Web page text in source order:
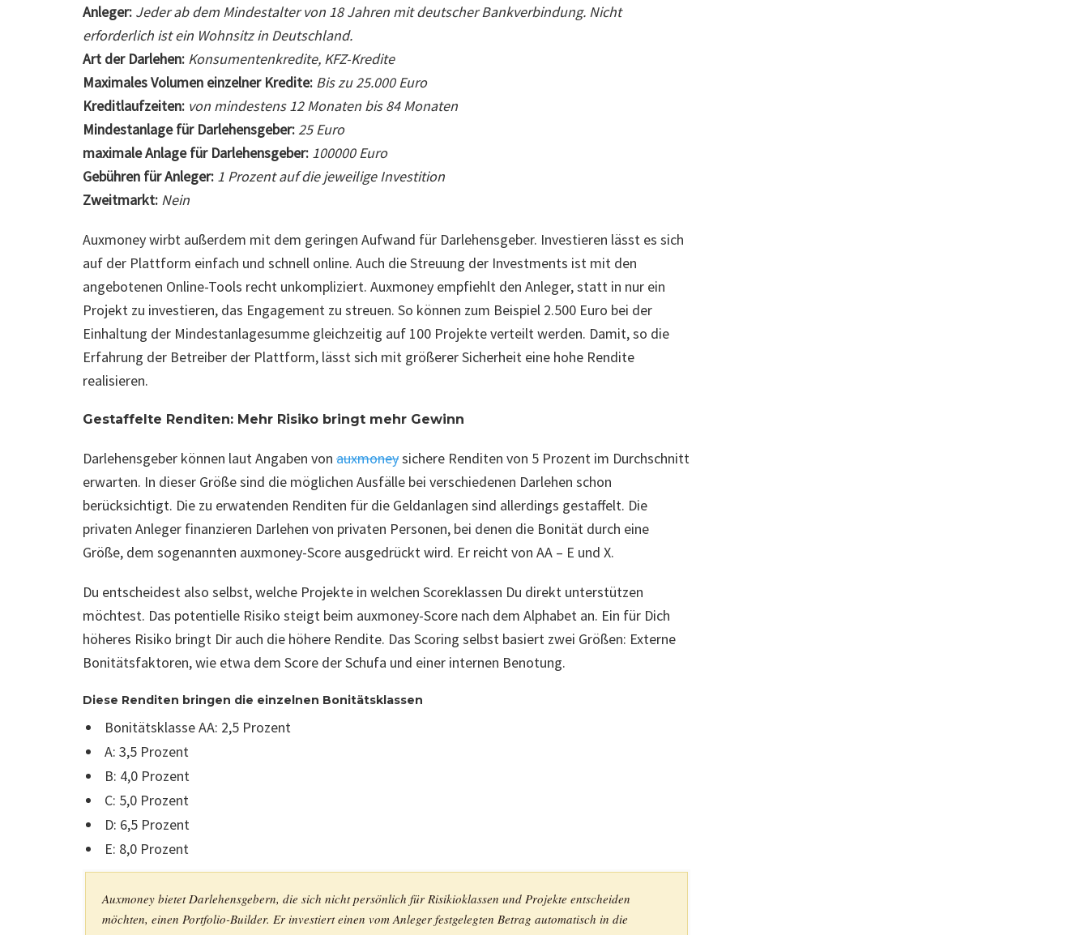
Anleger: Jeder ab dem Mindestalter von 18 Jahren mit deutscher Bankverbindung. Nicht
erforderlich ist ein Wohnsitz in Deutschland.
Art der Darlehen: Konsumentenkredite, KFZ-Kredite
Maximales Volumen einzelner Kredite: Bis zu 25.000 Euro
Kreditlaufzeiten: von mindestens 12 Monaten bis 84 Monaten
Mindestanlage für Darlehensgeber:25 Euro
maximale Anlage für Darlehensgeber: 100000 Euro
Gebühren für Anleger: 1 Prozent auf die jeweilige Investition
Zweitmarkt: Nein
Auxmoney wirbt außerdem mit dem geringen Aufwand für Darlehensgeber. Investieren lässt es sich
auf der Plattform einfach und schnell online. Auch die Streuung der Investments ist mit den
angebotenen Online-Tools recht unkompliziert. Auxmoney empfiehlt den Anleger, statt in nur ein
Projekt zu investieren, das Engagement zu streuen. So können zum Beispiel 2.500 Euro bei der
Einhaltung der Mindestanlagesumme gleichzeitig auf 100 Projekte verteilt werden. Damit, so die
Erfahrung der Betreiber der Plattform, lässt sich mit größerer Sicherheit eine hohe Rendite
realisieren.
Gestaffelte Renditen: Mehr Risiko bringt mehr Gewinn
Darlehensgeber können laut Angaben von auxmoneysichere Renditen von 5 Prozent im Durchschnitt
erwarten. In dieser Größe sind die möglichen Ausfälle bei verschiedenen Darlehen schon
berücksichtigt. Die zu erwatenden Renditen für die Geldanlagen sind allerdings gestaffelt. Die
privaten Anleger finanzieren Darlehen von privaten Personen, bei denen die Bonität durch eine
Größe, dem sogenannten auxmoney-Score ausgedrückt wird. Er reicht von AA – E und X.
Du entscheidest also selbst, welche Projekte in welchen Scoreklassen Du direkt unterstützen
möchtest. Das potentielle Risiko steigt beim auxmoney-Score nach dem Alphabet an. Ein für Dich
höheres Risiko bringt Dir auch die höhere Rendite. Das Scoring selbst basiert zwei Größen: Externe
Bonitätsfaktoren, wie etwa dem Score der Schufa und einer internen Benotung.
Diese Renditen bringen die einzelnen Bonitätsklassen
Bonitätsklasse AA: 2,5 Prozent
A: 3,5 Prozent
B: 4,0 Prozent
C: 5,0 Prozent
D: 6,5 Prozent
E: 8,0 Prozent
Auxmoney bietet Darlehensgebern, die sich nicht persönlich für Risikioklassen und Projekte entscheiden
möchten, einen Portfolio-Builder. Er investiert einen vom Anleger festgelegten Betrag automatisch in die